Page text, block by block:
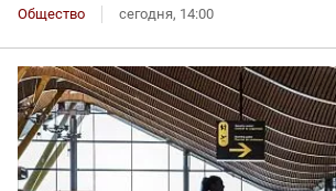
Общество сегодня, 14:00